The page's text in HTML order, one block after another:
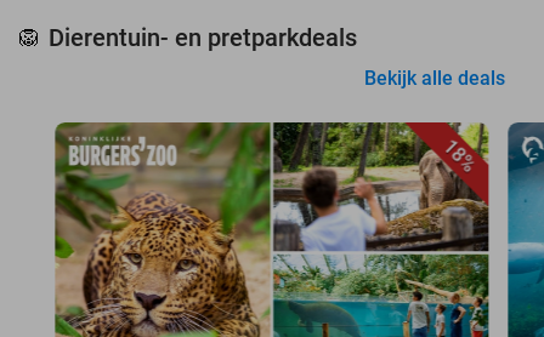
🦁 Dierentuin- en pretparkdeals
Bekijk alle deals
18%